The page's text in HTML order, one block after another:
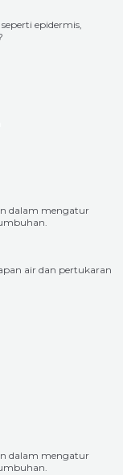
epidermis,
dalam mengatur
air dan pertukaran
dalam mengatur